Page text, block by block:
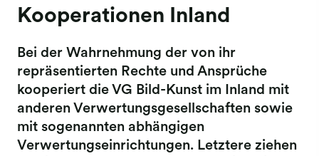
Kooperationen Ausland
Kulturförderung
Soziale Unterstützung
NEUSTART KULTUR
Presse
Kontakt
Kooperationen Inland
Bei der Wahrnehmung der von ihr
repräsentierten Rechte und Ansprüche
kooperiert die VG Bild-Kunst im Inland mit
anderen Verwertungsgesellschaften sowie
mit sogenannten abhängigen
Verwertungseinrichtungen. Letztere ziehen